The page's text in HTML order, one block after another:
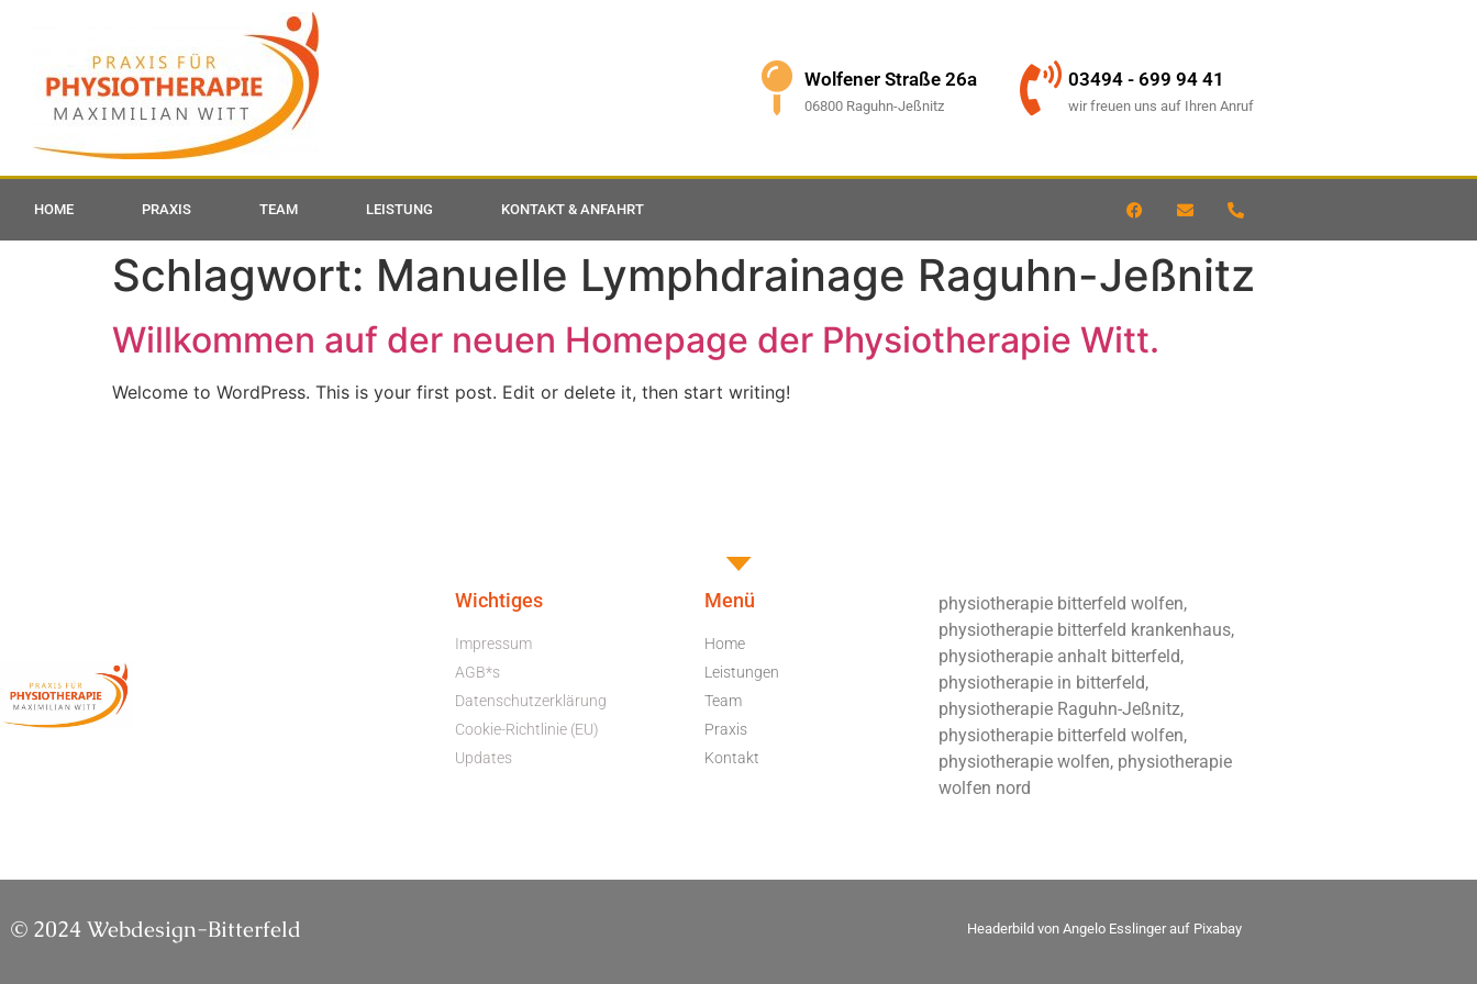
Wolfener Straße 26a
06800 Raguhn-Jeßnitz
03494 - 699 94 41
wir freuen uns auf Ihren Anruf
HOME PRAXIS TEAM LEISTUNG KONTAKT & ANFAHRT
Schlagwort: Manuelle Lymphdrainage Raguhn-Jeßnitz
Willkommen auf der neuen Homepage der Physiotherapie Witt.
Welcome to WordPress. This is your first post. Edit or delete it, then start writing!
Wichtiges
Impressum
AGB*s
Datenschutzerklärung
Cookie-Richtlinie (EU)
Updates
Menü
Home
Leistungen
Team
Praxis
Kontakt
physiotherapie bitterfeld wolfen,
physiotherapie bitterfeld krankenhaus,
physiotherapie anhalt bitterfeld,
physiotherapie in bitterfeld,
physiotherapie Raguhn-Jeßnitz,
physiotherapie bitterfeld wolfen,
physiotherapie wolfen, physiotherapie
wolfen nord
© 2024 Webdesign-Bitterfeld Headerbild von Angelo Esslingerauf Pixabay